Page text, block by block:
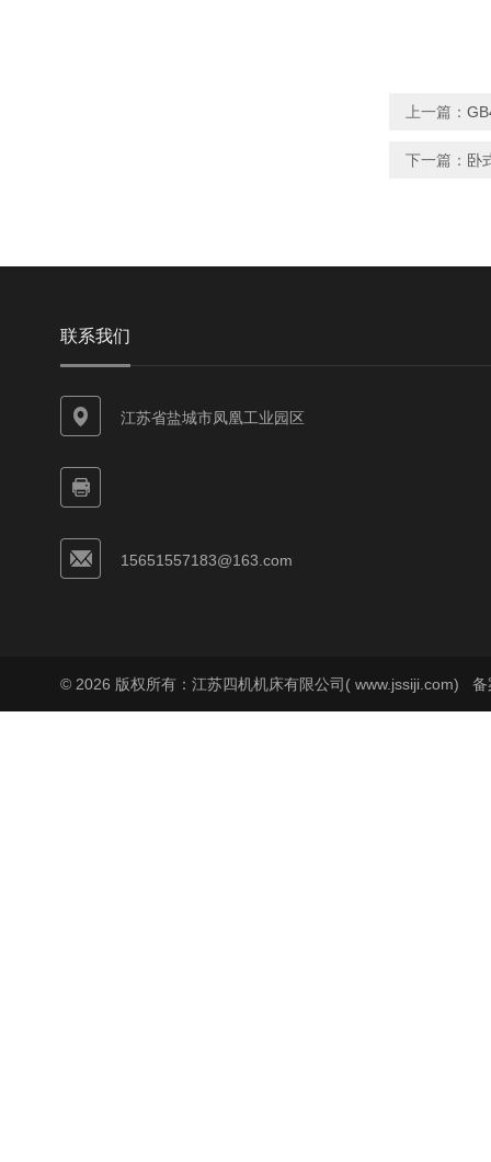
上一篇：
下一篇： 卧
联系我们
江苏省盐城市凤凰工业园区
15651557183@163.com
© 2026 版权所有：江苏四机机床有限公司( www.jssiji.com) 备